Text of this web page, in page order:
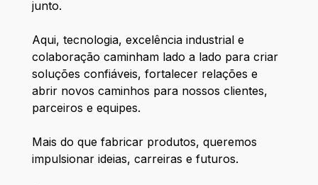
junto.
Aqui, tecnologia, excelência industrial e
colaboração caminham lado a lado para criar
soluções confiáveis, fortalecer relações e
abrir novos caminhos para nossos clientes,
parceiros e equipes.
Mais do que fabricar produtos, queremos
impulsionar ideias, carreiras e futuros.